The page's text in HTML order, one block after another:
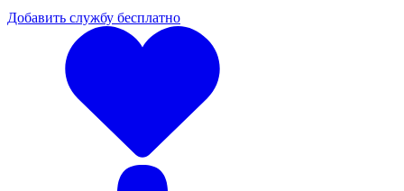
Добавить службу бесплатно